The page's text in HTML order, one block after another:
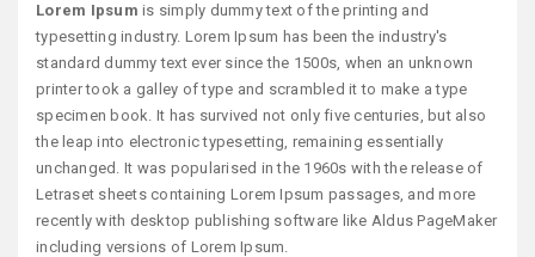
Lorem Ipsum is simply dummy text of the printing and
typesetting industry. Lorem Ipsum has been the industry's
standard dummy text ever since the 1500s, when an unknown
printer took a galley of type and scrambled it to make a type
specimen book. It has survived not only five centuries, but also
the leap into electronic typesetting, remaining essentially
unchanged. It was popularised in the 1960s with the release of
Letraset sheets containing Lorem Ipsum passages, and more
recently with desktop publishing software like Aldus PageMaker
including versions of Lorem Ipsum.